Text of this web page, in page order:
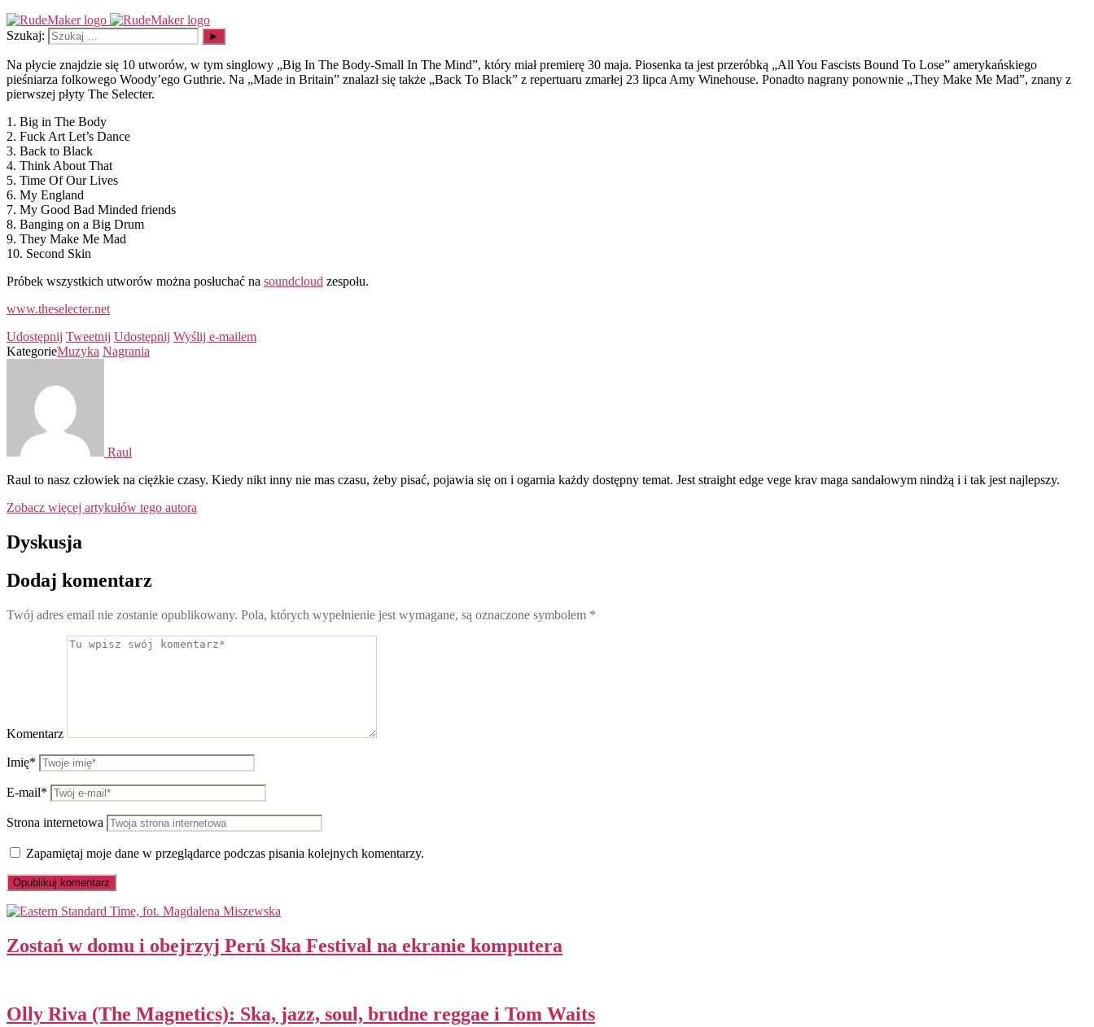
Szukaj:
Na płycie znajdzie się 10 utworów, w tym singlowy „Big In The Body-Small In The Mind”, który miał premierę 30 maja. Piosenka ta jest przeróbką „All You Fascists Bound To Lose” amerykańskiego
pieśniarza folkowego Woody’ego Guthrie. Na „Made in Britain” znalazł się także „Back To Black” z repertuaru zmarłej 23 lipca Amy Winehouse. Ponadto nagrany ponownie „They Make Me Mad”, znany z
pierwszej płyty The Selecter.
1. Big in The Body
2. Fuck Art Let’s Dance
3. Back to Black
4. Think About That
5. Time Of Our Lives
6. My England
7. My Good Bad Minded friends
8. Banging on a Big Drum
9. They Make Me Mad
10. Second Skin
Próbek wszystkich utworów można posłuchać na soundcloud zespołu.
www.theselecter.net
Udostępnij Tweetnij Udostępnij Wyślij e-mailem
KategorieMuzyka Nagrania
Raul
Raul to nasz człowiek na ciężkie czasy. Kiedy nikt inny nie mas czasu, żeby pisać, pojawia się on i ogarnia każdy dostępny temat. Jest straight edge vege krav maga sandałowym nindżą i i tak jest najlepszy.
Zobacz więcej artykułów tego autora
Dyskusja
Dodaj komentarz
Twój adres email nie zostanie opublikowany. Pola, których wypełnienie jest wymagane, są oznaczone symbolem *
Komentarz
Imię*
E-mail*
Strona internetowa
Zapamiętaj moje dane w przeglądarce podczas pisania kolejnych komentarzy.
Zostań w domu i obejrzyj Perú Ska Festival na ekranie komputera
Olly Riva (The Magnetics): Ska, jazz, soul, brudne reggae i Tom Waits